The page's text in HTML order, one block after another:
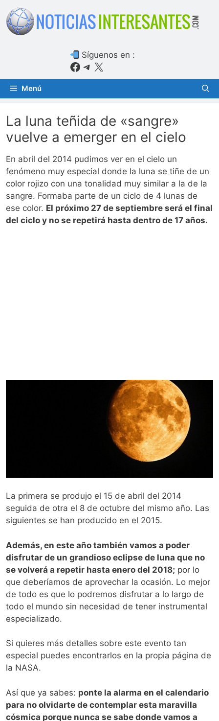
Saltar
contenido
Síguenos en :
Facebook
Telegram
X
Menú
La luna teñida de «sangre»
vuelve a emerger en el cielo
En abril del 2014 pudimos ver en el cielo un
fenómeno muy especial donde la luna se tiñe de un
color rojizo con una tonalidad muy similar a la de la
sangre. Formaba parte de un ciclo de 4 lunas de
ese color. El próximo 27 de septiembre será el final
del ciclo y no se repetirá hasta dentro de 17 años.
La primera se produjo el 15 de abril del 2014
seguida de otra el 8 de octubre del mismo año. Las
siguientes se han producido en el 2015.
Además, en este año también vamos a poder
disfrutar de un grandioso eclipse de luna que no
se volverá a repetir hasta enero del 2018; por lo
que deberíamos de aprovechar la ocasión. Lo mejor
de todo es que lo podremos disfrutar a lo largo de
todo el mundo sin necesidad de tener instrumental
especializado.
Si quieres más detalles sobre este evento tan
especial puedes encontrarlos en la propia página de
la NASA.
Así que ya sabes: ponte la alarma en el calendario
para no olvidarte de contemplar esta maravilla
cósmica porque nunca se sabe donde vamos a